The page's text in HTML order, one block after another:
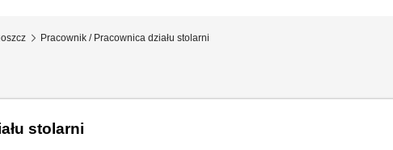
Pracownik / Pracownica działu stolarni
stolarni